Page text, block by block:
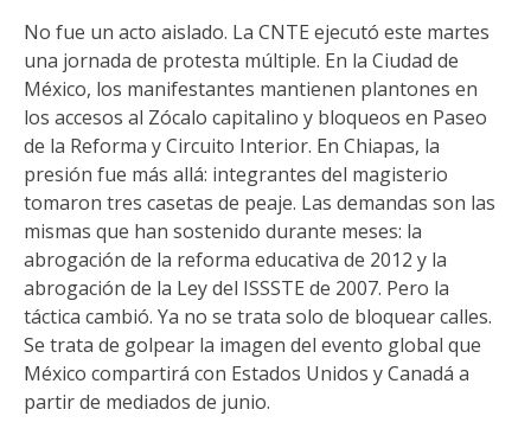
No fue un acto aislado. La CNTE ejecutó este martes
una jornada de protesta múltiple. En la Ciudad de
México, los manifestantes mantienen plantones en
los accesos al Zócalo capitalino y bloqueos en Paseo
de la Reforma y Circuito Interior. En Chiapas, la
presión fue más allá: integrantes del magisterio
tomaron tres casetas de peaje. Las demandas son las
mismas que han sostenido durante meses: la
abrogación de la reforma educativa de 2012 y la
abrogación de la Ley del ISSSTE de 2007. Pero la
táctica cambió. Ya no se trata solo de bloquear calles.
Se trata de golpear la imagen del evento global que
México compartirá con Estados Unidos y Canadá a
partir de mediados de junio.